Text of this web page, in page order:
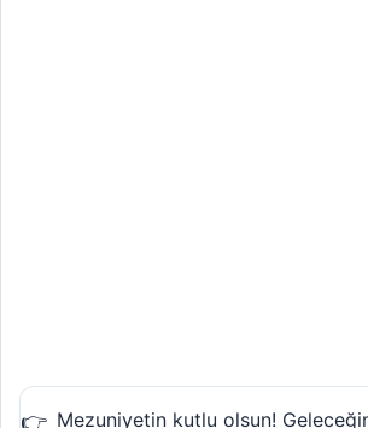
Mezuniyetin kutlu olsun!